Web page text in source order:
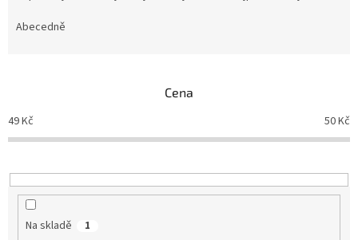
o
d
k
t
Abecedně
Cena
49Kč 50Kč
Na skladě 1